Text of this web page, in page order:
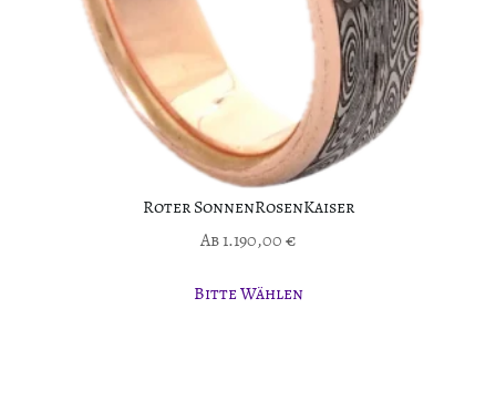
Roter SonnenRosenKaiser
Ab1.190,00€
Bitte Wählen